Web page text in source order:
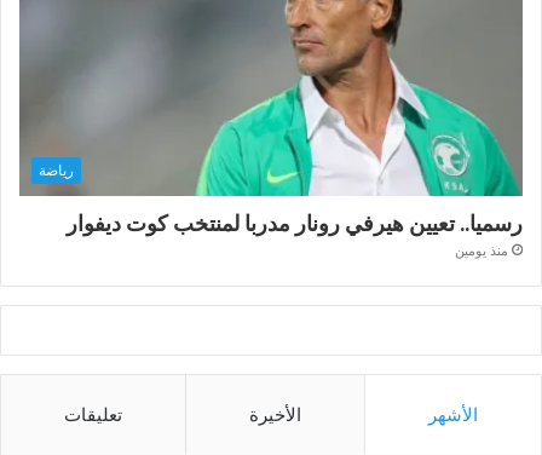
رياضة
رسميا.. تعيين هيرفي رونار مدربا لمنتخب كوت ديفوار
منذ يومين
الأشهر الأخيرة تعليقات